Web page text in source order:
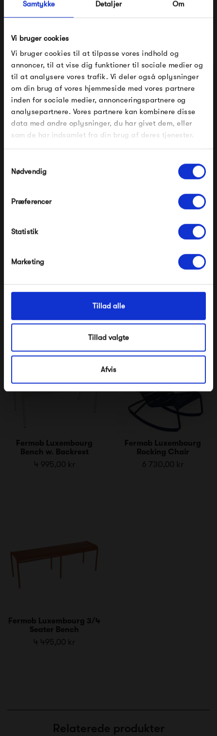
Samtykke Detaljer Om
Vi bruger cookies
Vi bruger cookies til at tilpasse vores indhold og
annoncer, til at vise dig funktioner til sociale medier og
til at analysere vores trafik. Vi deler også oplysninger
om din brug af vores hjemmeside med vores partnere
inden for sociale medier, annonceringspartnere og
analysepartnere. Vores partnere kan kombinere disse
data med andre oplysninger, du har givet dem, eller
som de har indsamlet fra din brug af deres tjenester.
Nødvendig
Præferencer
Statistik
Marketing
Tillad alle
Tillad valgte
Afvis
mange møbelserier er originalt og spænder mindst ligeså
bredt som farveudvalget - der er bestemt noget til enhver
smag.
Se alle varer fra Fermob
Produkter fra samme kategori
Fermob Luxembourg
5 995,00 kr
Fermob Luxembourg
3 135,00 kr
Fermob Luxembourg
Bench w. Backrest
4 995,00 kr
Fermob Luxembourg
Rocking Chair
6 730,00 kr
Fermob Luxembourg 3/4
Seater Bench
4 495,00 kr
Relaterede produkter
FÅ 10% PÅ DIN NÆSTE ORDRE
Indtast din e-mail, så sender vi rabatkoden til dig på
mail. Minimumsbeløb er 499 kr. for at indløse
rabatten.
Gælder ikke på produkter fra Fermob, File Under
*Ved at tilmelde dig accepterer du at modtage e-